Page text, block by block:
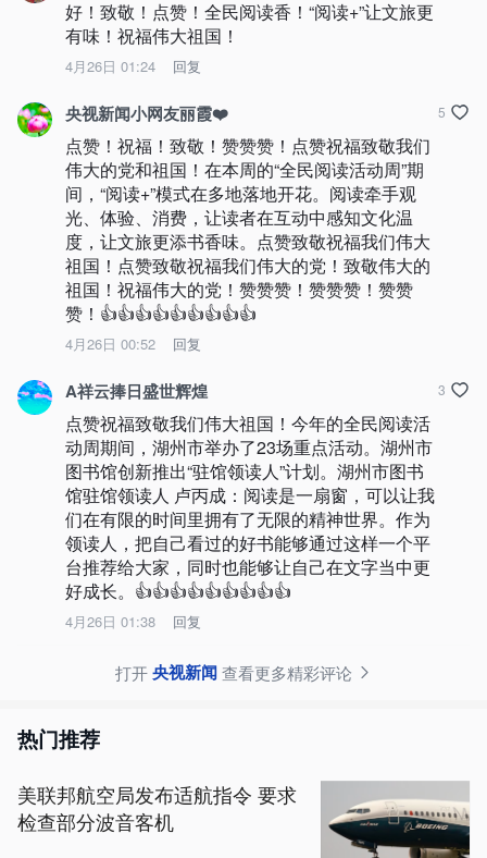
好！致敬！点赞！全民阅读香！“阅读+”让文旅更
有味！祝福伟大祖国！
4月26日 01:24 回复
央视新闻小网友丽霞❤️
点赞！祝福！致敬！赞赞赞！点赞祝福致敬我们
伟大的党和祖国！在本周的“全民阅读活动周”期
间，“阅读+”模式在多地落地开花。阅读牵手观
光、体验、消费，让读者在互动中感知文化温
度，让文旅更添书香味。点赞致敬祝福我们伟大
祖国！点赞致敬祝福我们伟大的党！致敬伟大的
祖国！祝福伟大的党！赞赞赞！赞赞赞！赞赞
赞！👍👍👍👍👍👍👍👍👍
4月26日 00:52 回复
5
A祥云捧日盛世辉煌
点赞祝福致敬我们伟大祖国！今年的全民阅读活
动周期间，湖州市举办了23场重点活动。湖州市
图书馆创新推出“驻馆领读人”计划。湖州市图书
馆驻馆领读人 卢丙成：阅读是一扇窗，可以让我
们在有限的时间里拥有了无限的精神世界。作为
领读人，把自己看过的好书能够通过这样一个平
台推荐给大家，同时也能够让自己在文字当中更
好成长。👍👍👍👍👍👍👍👍👍
4月26日 01:38 回复
3
打开央视新闻查看更多精彩评论
热门推荐
美联邦航空局发布适航指令 要求
检查部分波音客机